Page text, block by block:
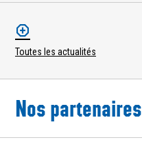
Toutes les actualités
Nos partenaires